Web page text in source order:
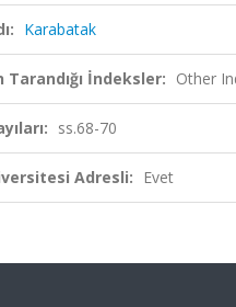
Karabatak
Tarandığı İndeksler: Other
ss.68-70
Adresli: Evet